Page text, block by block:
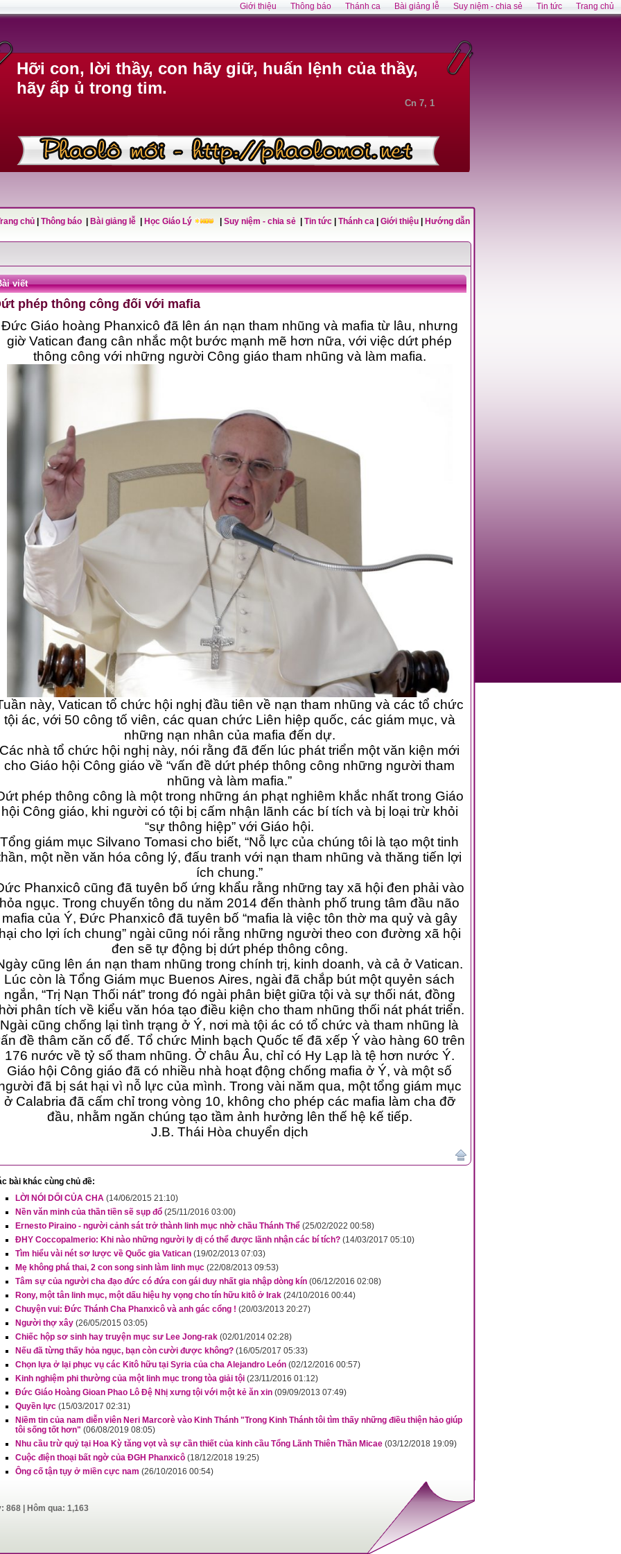
Hỡi con, lời thầy, con hãy giữ, huấn lệnh của thầy,
hãy ấp ủ trong tim.
Cn 7, 1
chủ Thông báo Bài giảng lễ Học Giáo Lý Suy niệm - chia sẻ Tin tức Thánh ca Giới thiệu Hướng dẫn
viết
phép thông công đối với mafia
Đức Giáo hoàng Phanxicô đã lên án nạn tham nhũng và mafia từ lâu, nhưng
giờ Vatican đang cân nhắc một bước mạnh mẽ hơn nữa, với việc dứt phép
thông công với những người Công giáo tham nhũng và làm mafia.
này, Vatican tổ chức hội nghị đầu tiên về nạn tham nhũng và các tổ chức
tội ác, với 50 công tố viên, các quan chức Liên hiệp quốc, các giám mục, và
những nạn nhân của mafia đến dự.
Các nhà tổ chức hội nghị này, nói rằng đã đến lúc phát triển một văn kiện mới
cho Giáo hội Công giáo về “vấn đề dứt phép thông công những người tham
nhũng và làm mafia.”
phép thông công là một trong những án phạt nghiêm khắc nhất trong Giáo
hội Công giáo, khi người có tội bị cấm nhận lãnh các bí tích và bị loại trừ khỏi
“sự thông hiệp” với Giáo hội.
Tổng giám mục Silvano Tomasi cho biết, “Nỗ lực của chúng tôi là tạo một tinh
một nền văn hóa công lý, đấu tranh với nạn tham nhũng và thăng tiến lợi
ích chung.”
Phanxicô cũng đã tuyên bố ứng khẩu rằng những tay xã hội đen phải vào
hỏa ngục. Trong chuyến tông du năm 2014 đến thành phố trung tâm đầu não
mafia của Ý, Đức Phanxicô đã tuyên bố “mafia là việc tôn thờ ma quỷ và gây
cho lợi ích chung” ngài cũng nói rằng những người theo con đường xã hội
đen sẽ tự động bị dứt phép thông công.
cũng lên án nạn tham nhũng trong chính trị, kinh doanh, và cả ở Vatican.
Lúc còn là Tổng Giám mục Buenos Aires, ngài đã chắp bút một quyẻn sách
ngắn, “Trị Nạn Thối nát” trong đó ngài phân biệt giữa tội và sự thối nát, đồng
thời phân tích về kiểu văn hóa tạo điều kiện cho tham nhũng thối nát phát triển.
Ngài cũng chống lại tình trạng ở Ý, nơi mà tội ác có tổ chức và tham nhũng là
đề thâm căn cố đế. Tổ chức Minh bạch Quốc tế đã xếp Ý vào hàng 60 trên
176 nước về tỷ số tham nhũng. Ở châu Âu, chỉ có Hy Lạp là tệ hơn nước Ý.
Giáo hội Công giáo đã có nhiều nhà hoạt động chống mafia ở Ý, và một số
đã bị sát hại vì nỗ lực của mình. Trong vài năm qua, một tổng giám mục
ở Calabria đã cấm chỉ trong vòng 10, không cho phép các mafia làm cha đỡ
đầu, nhằm ngăn chúng tạo tầm ảnh hưởng lên thế hệ kế tiếp.
J.B. Thái Hòa chuyển dịch
bài khác cùng chủ đề:
LỜI NÓI DỐI CỦA CHA (14/06/2015 21:10)
Nền văn minh của thần tiền sẽ sụp đổ (25/11/2016 03:00)
Ernesto Piraino - người cảnh sát trở thành linh mục nhờ chầu Thánh Thể (25/02/2022 00:58)
ĐHY Coccopalmerio: Khi nào những người ly dị có thể được lãnh nhận các bí tích? (14/03/2017 05:10)
Tìm hiểu vài nét sơ lược về Quốc gia Vatican (19/02/2013 07:03)
Mẹ không phá thai, 2 con song sinh làm linh mục (22/08/2013 09:53)
Tâm sự của người cha đạo đức có đứa con gái duy nhất gia nhập dòng kín (06/12/2016 02:08)
Rony, một tân linh mục, một dấu hiệu hy vọng cho tín hữu kitô ở Irak (24/10/2016 00:44)
Chuyện vui: Đức Thánh Cha Phanxicô và anh gác cổng ! (20/03/2013 20:27)
Người thợ xây (26/05/2015 03:05)
Chiếc hộp sơ sinh hay truyện mục sư Lee Jong-rak (02/01/2014 02:28)
Nếu đã từng thấy hỏa ngục, bạn còn cười được không? (16/05/2017 05:33)
Chọn lựa ở lại phục vụ các Kitô hữu tại Syria của cha Alejandro León (02/12/2016 00:57)
Kinh nghiệm phi thường của một linh mục trong tòa giải tội (23/11/2016 01:12)
Đức Giáo Hoàng Gioan Phao Lô Đệ Nhị xưng tội với một kẻ ăn xin (09/09/2013 07:49)
Quyền lực (15/03/2017 02:31)
Niềm tin của nam diễn viên Neri Marcorè vào Kinh Thánh "Trong Kinh Thánh tôi tìm thấy những điều thiện hảo giúp
tôi sống tốt hơn" (06/08/2019 08:05)
Nhu cầu trừ quỷ tại Hoa Kỳ tăng vọt và sự cần thiết của kinh cầu Tổng Lãnh Thiên Thần Micae (03/12/2018 19:09)
Cuộc điện thoại bất ngờ của ĐGH Phanxicô (18/12/2018 19:25)
Ông cố tận tụy ở miền cực nam (26/10/2016 00:54)
868 | Hôm qua: 1,163
Trang chủ
Tin tức
Suy niệm - chia sẻ
Bài giảng lễ
Thánh ca
Thông báo
Giới thiệu